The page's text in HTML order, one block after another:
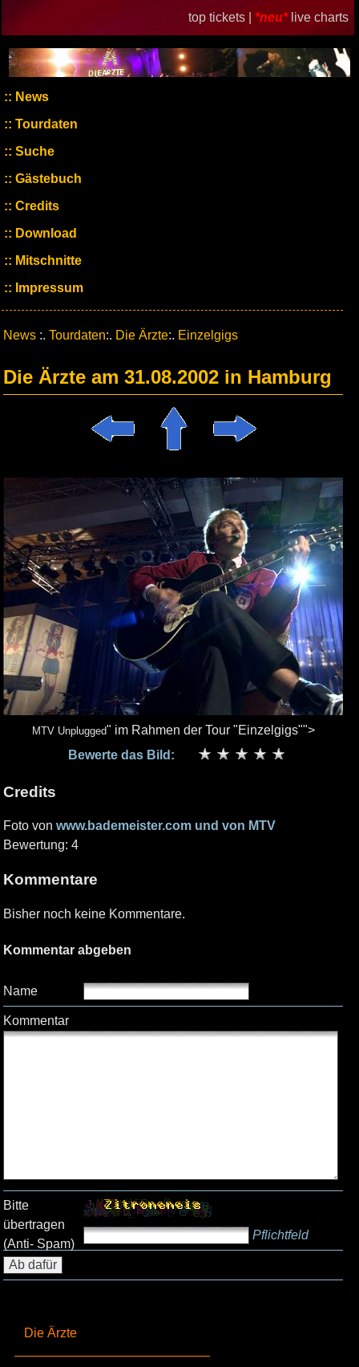
top tickets | *neu* live charts
News
Tourdaten
Suche
Gästebuch
Credits
Download
Mitschnitte
Impressum
Die Ärzte
News :. Tourdaten:. Die Ärzte:. Einzelgigs
Die Ärzte am 31.08.2002 in Hamburg
MTV Unplugged" im Rahmen der Tour "Einzelgigs"">
Bewerte das Bild:
Credits
Foto von www.bademeister.com und von MTV
Bewertung: 4
Kommentare
Bisher noch keine Kommentare.
Kommentar abgeben
Name
Kommentar
Bitte
übertragen
(Anti- Spam)
Pflichtfeld